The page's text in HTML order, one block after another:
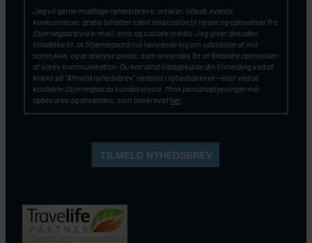
Jeg vil gerne modtage nyhedsbreve, artikler, tilbud, events,
konkurrencer, gratis billetter samt inspiration til rejser og oplevelser fra
Stjernegaard via e-mail, sms og sociale media. Jeg giver desuden
tilladelse til, at Stjernegaard må henvende sig om udvidelse af mit
samtykke, og at analyse pixels, som anvendes for at forbedre oplevelsen
af vores kommunikation. Du kan altid tilbagekalde din tilmelding ved at
klikke på ”Afmeld nyhedsbrev” nederst i nyhedsbrevet – eller ved at
kontakte Stjernegaards kundeservice. Mine personoplysninger må
opbevares og anvendes, som beskrevet her